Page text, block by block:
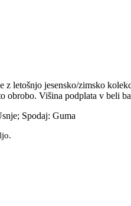
z letošnjo jesensko/zimsko
obrobo. Višina podplata v beli
Spodaj: Guma